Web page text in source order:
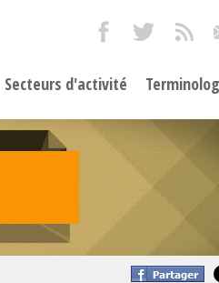
Secteurs d'activité